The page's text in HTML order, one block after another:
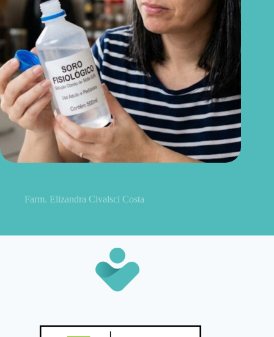
Farm. Elizandra Civalsci Costa